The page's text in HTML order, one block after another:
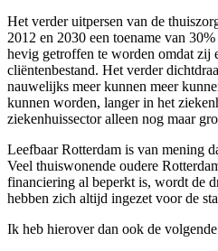
Het verder uitpersen van de
2012 en 2030 een toename van
hevig getroffen te worden omdat zij
cliëntenbestand. Het verder
nauwelijks meer kunnen meer
kunnen worden, langer in het
ziekenhuissector alleen nog maar
Leefbaar Rotterdam is van mening
Veel thuiswonende oudere
financiering al beperkt is, wordt de
hebben zich altijd ingezet voor de
Ik heb hierover dan ook de